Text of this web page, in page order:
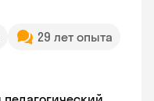
29 лет опыта